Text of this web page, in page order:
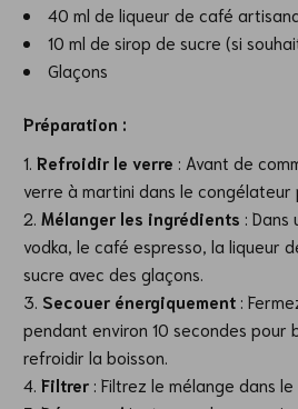
40 ml de liqueur de café
10 ml de sirop de sucre (si
Glaçons
Préparation :
Refroidir le verre : Avant de
verre à martini dans le congélateur
Mélanger les ingrédients : Dans
vodka, le café espresso, la liqueur
sucre avec des glaçons.
Secouer énergiquement :
pendant environ 10 secondes pour
refroidir la boisson.
Filtrer : Filtrez le mélange dans